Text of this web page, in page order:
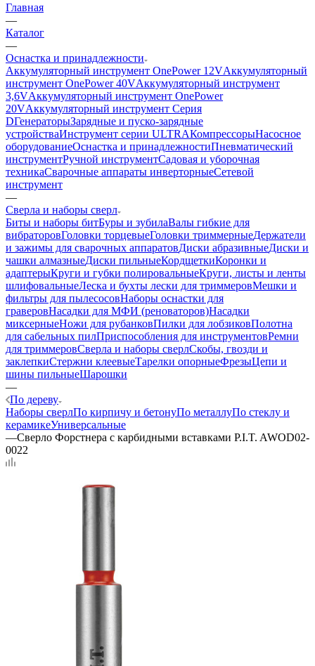
Главная
—
Каталог
—
Оснастка и принадлежности
Аккумуляторный инструмент OnePower 12VАккумуляторный
инструмент OnePower 40VАккумуляторный инструмент
3,6VАккумуляторный инструмент OnePower
20VАккумуляторный инструмент Серия
DГенераторыЗарядные и пуско-зарядные
устройстваИнструмент серии ULTRAКомпрессорыНасосное
оборудованиеОснастка и принадлежностиПневматический
инструментРучной инструментСадовая и уборочная
техникаСварочные аппараты инверторныеСетевой
инструмент
—
Сверла и наборы сверл
Биты и наборы битБуры и зубилаВалы гибкие для
вибраторовГоловки торцевыеГоловки триммерныеДержатели
и зажимы для сварочных аппаратовДиски абразивныеДиски и
чашки алмазныеДиски пильныеКордщеткиКоронки и
адаптерыКруги и губки полировальныеКруги, листы и ленты
шлифовальныеЛеска и бухты лески для триммеровМешки и
фильтры для пылесосовНаборы оснастки для
граверовНасадки для МФИ (реноваторов)Насадки
миксерныеНожи для рубанковПилки для лобзиковПолотна
для сабельных пилПриспособления для инструментовРемни
для триммеровСверла и наборы сверлСкобы, гвозди и
заклепкиСтержни клеевыеТарелки опорныеФрезыЦепи и
шины пильныеШарошки
—
По дереву
Наборы сверлПо кирпичу и бетонуПо металлуПо стеклу и
керамикеУниверсальные
—Сверло Форстнера с карбидными вставками P.I.T. AWOD02-
0022